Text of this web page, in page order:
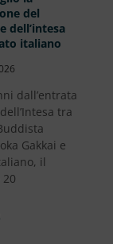
del
dell’intesa
italiano
dall’entrata
tra
Gakkai e
il